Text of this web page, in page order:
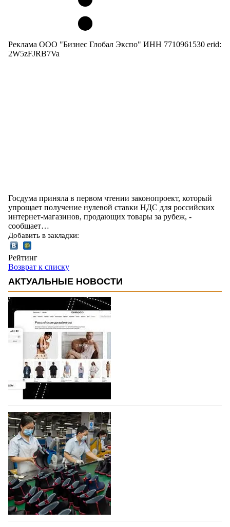
Реклама ООО "Бизнес Глобал Экспо" ИНН 7710961530 erid:
2W5zFJRB7Va
Госдума приняла в первом чтении законопроект, который
упрощает получение нулевой ставки НДС для российских
интернет-магазинов, продающих товары за рубеж, -
сообщает…
Добавить в закладки:
Рейтинг
Возврат к списку
АКТУАЛЬНЫЕ НОВОСТИ
На платформе Lamoda - новый раздел и
условия продвижения локальных
дизайнерских марок
Российский маркетплейс Lamoda решил обновить
раздел для продажи продукции локальных
дизайнерских марок одежды, обуви и аксессуаров.
Бренды также получат маркетинговую…
06.08.2026 376